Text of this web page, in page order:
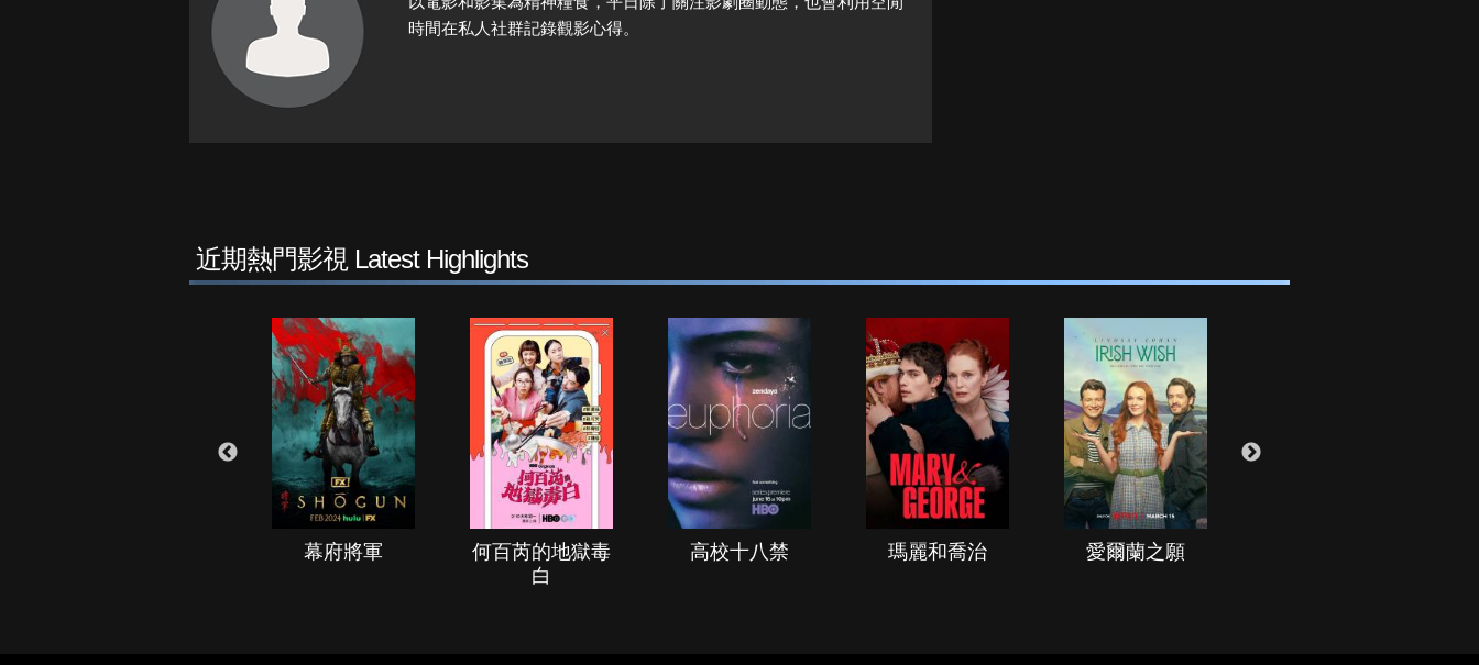
時間在私人社群記錄觀影心得。
近期熱門影視 Latest Highlights
幕府將軍
何百芮的地獄毒
白
高校十八禁 瑪麗和喬治 愛爾蘭之願